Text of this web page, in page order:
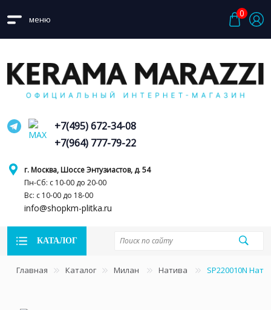
меню
0
г. Москва, Шоссе Энтузиастов, д. 54
Пн-Сб: с 10-00 до 20-00
Вс: с 10-00 до 18-00
info@shopkm-plitka.ru
+7(495) 672-34-08
+7(964) 777-79-22
КАТАЛОГ
Главная Каталог Милан Натива SP220010N